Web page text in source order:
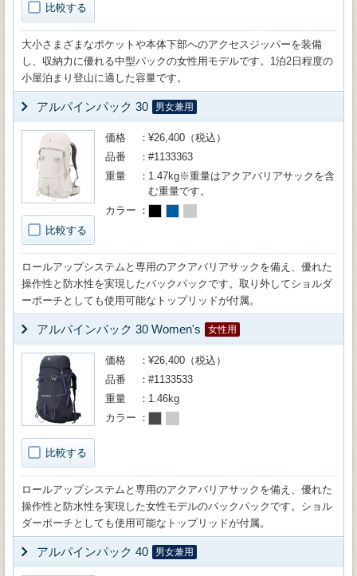
比較する
大小さまざまなポケットや本体下部へのアクセスジッパーを装備
し、収納力に優れる中型パックの女性用モデルです。1泊2日程度の
小屋泊まり登山に適した容量です。
アルパインパック 30 男女兼用
比較する
価格
¥26,400（税込）
品番
#1133363
重量
1.47kg※重量はアクアバリアサックを含
む重量です。
カラー
ロールアップシステムと専用のアクアバリアサックを備え、優れた
操作性と防水性を実現したバックパックです。取り外してショルダ
ーポーチとしても使用可能なトップリッドが付属。
アルパインパック 30 Women's 女性用
比較する
価格
¥26,400（税込）
品番
#1133533
重量
1.46kg
カラー
ロールアップシステムと専用のアクアバリアサックを備え、優れた
操作性と防水性を実現した女性モデルのバックパックです。ショル
ダーポーチとしても使用可能なトップリッドが付属。
アルパインパック 40 男女兼用